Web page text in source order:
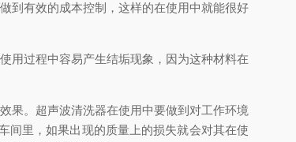
到有效的成本控制，这样的在使用中就能很好
过程中容易产生结垢现象，因为这种材料在
。超声波清洗器在使用中要做到对工作环境
间里，如果出现的质量上的损失就会对其在使